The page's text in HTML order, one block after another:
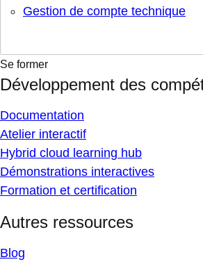
Gestion de compte technique
Se former
Développement des
Documentation
Atelier interactif
Hybrid cloud learning hub
Démonstrations interactives
Formation et certification
Autres ressources
Blog